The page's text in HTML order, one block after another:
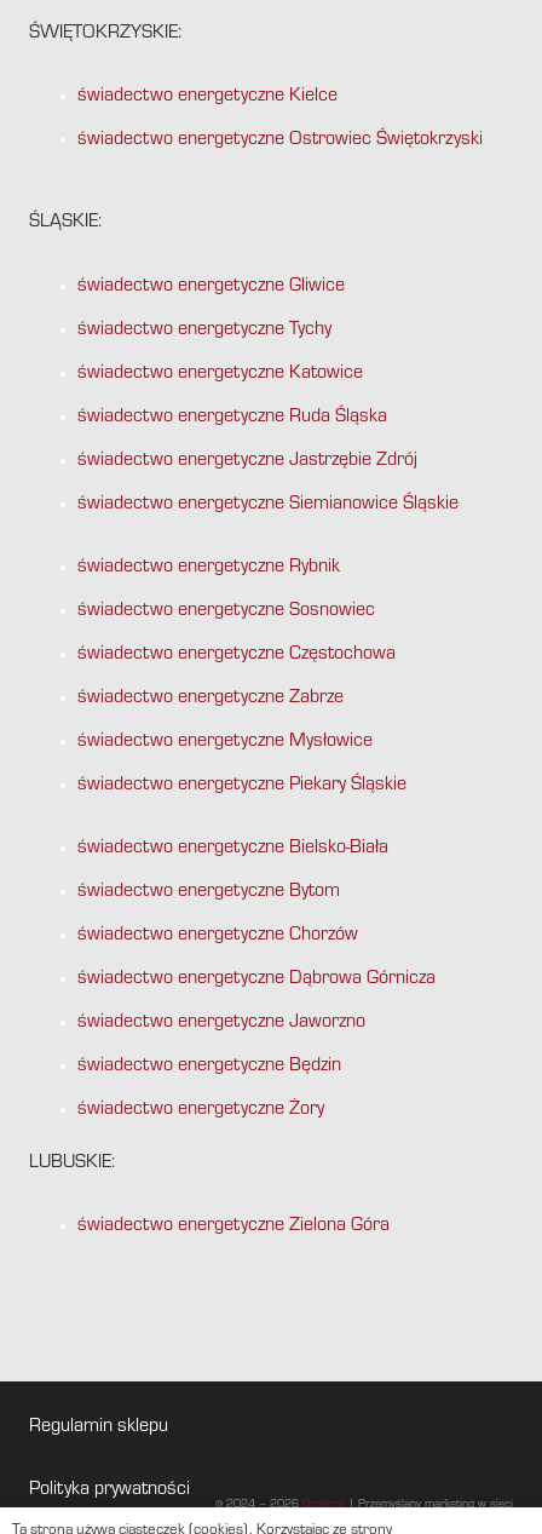
ŚWIĘTOKRZYSKIE:
świadectwo energetyczne Kielce
świadectwo energetyczne Ostrowiec Świętokrzyski
ŚLĄSKIE:
świadectwo energetyczne Gliwice
świadectwo energetyczne Tychy
świadectwo energetyczne Katowice
świadectwo energetyczne Ruda Śląska
świadectwo energetyczne Jastrzębie Zdrój
świadectwo energetyczne Siemianowice Śląskie
świadectwo energetyczne Rybnik
świadectwo energetyczne Sosnowiec
świadectwo energetyczne Częstochowa
świadectwo energetyczne Zabrze
świadectwo energetyczne Mysłowice
świadectwo energetyczne Piekary Śląskie
świadectwo energetyczne Bielsko-Biała
świadectwo energetyczne Bytom
świadectwo energetyczne Chorzów
świadectwo energetyczne Dąbrowa Górnicza
świadectwo energetyczne Jaworzno
świadectwo energetyczne Będzin
świadectwo energetyczne Żory
LUBUSKIE:
świadectwo energetyczne Zielona Góra
Regulamin sklepu
Polityka prywatności
@ 2024 – 2026Gogler.pl| Przemyślany marketing w sieci